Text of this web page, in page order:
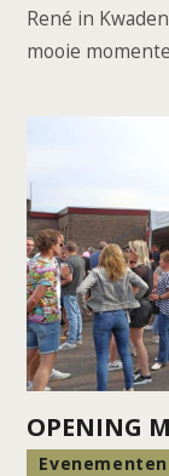
René in
mooie
OPENING